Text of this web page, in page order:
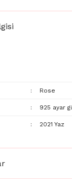
: Rose
: 925 ayar
: 2021 Yaz